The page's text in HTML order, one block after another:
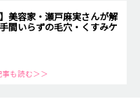
】美容家・瀬戸麻実さんが解
間いらずの毛穴・くすみケ
事も読む＞＞